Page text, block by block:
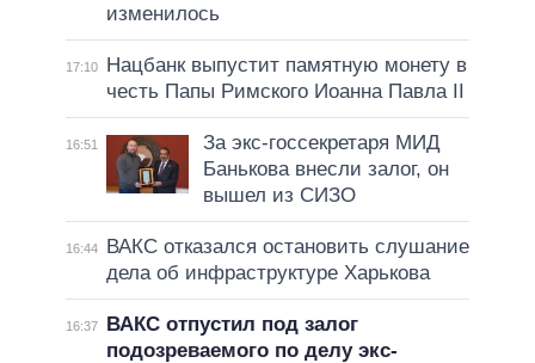
изменилось
17:10
Нацбанк выпустит памятную монету в
честь Папы Римского Иоанна Павла II
16:51
За экс-госсекретаря МИД
Банькова внесли залог, он
вышел из СИЗО
16:44
ВАКС отказался остановить слушание
дела об инфраструктуре Харькова
16:37
ВАКС отпустил под залог
подозреваемого по делу экс-